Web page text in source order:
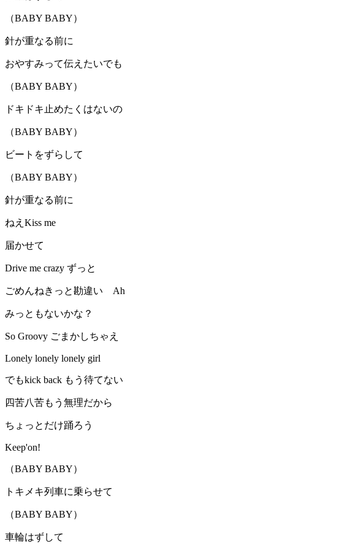
（BABY BABY）
針が重なる前に
おやすみって伝えたいでも
（BABY BABY）
ドキドキ止めたくはないの
（BABY BABY）
ビートをずらして
（BABY BABY）
針が重なる前に
ねえKiss me
届かせて
Drive me crazy ずっと
ごめんねきっと勘違い Ah
みっともないかな？
So Groovy ごまかしちゃえ
Lonely lonely lonely girl
でもkick back もう待てない
四苦八苦もう無理だから
ちょっとだけ踊ろう
Keep'on!
（BABY BABY）
トキメキ列車に乗らせて
（BABY BABY）
車輪はずして